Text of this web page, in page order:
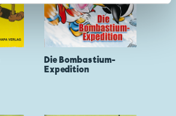
Die Bombastium-
Expedition